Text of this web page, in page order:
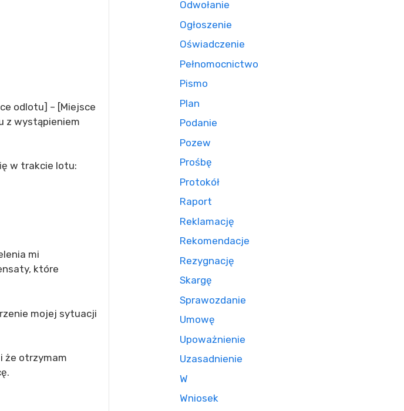
odlotu] – [Miejsce
z wystąpieniem
w trakcie lotu:
mi
które
mojej sytuacji
że otrzymam
Odwołanie
Ogłoszenie
Oświadczenie
Pełnomocnictwo
Pismo
Plan
Podanie
Pozew
Prośbę
Protokół
Raport
Reklamację
Rekomendacje
Rezygnację
Skargę
Sprawozdanie
Umowę
Upoważnienie
Uzasadnienie
W
Wniosek